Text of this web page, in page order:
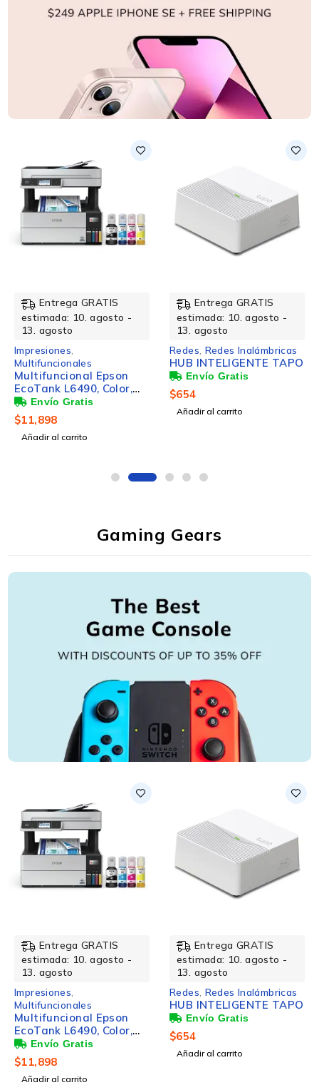
Entrega GRATIS
estimada: 10. agosto -
13. agosto
Impresiones
Multifuncionales
Multifuncional Epson
EcoTank L6490, Color,
Inyección de Tinta,
Tanque de Tinta,
Inalámbrico,
Print/Scan/Copy/Fax
$11,898
Añadir al carrito
Entrega GRATIS
estimada: 10. agosto -
13. agosto
Redes Redes Inalámbricas
HUB INTELIGENTE TAPO
$654
Añadir al carrito
Gaming Gears
Entrega GRATIS
estimada: 10. agosto -
13. agosto
Impresiones
Multifuncionales
Multifuncional Epson
EcoTank L6490, Color,
Inyección de Tinta,
Tanque de Tinta,
Inalámbrico,
Print/Scan/Copy/Fax
$11,898
Añadir al carrito
Entrega GRATIS
estimada: 10. agosto -
13. agosto
Redes Redes Inalámbricas
HUB INTELIGENTE TAPO
$654
Añadir al carrito